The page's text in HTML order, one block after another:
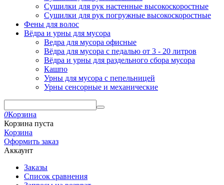
Сушилки для рук настенные высокоскоростные
Сушилки для рук погружные высокоскоростные
Фены для волос
Вёдра и урны для мусора
Ведра для мусора офисные
Вёдра для мусора с педалью от 3 - 20 литров
Вёдра и урны для раздельного сбора мусора
Кашпо
Урны для мусора с пепельницей
Урны сенсорные и механические
0Корзина
Корзина пуста
Корзина
Оформить заказ
Аккаунт
Заказы
Список сравнения